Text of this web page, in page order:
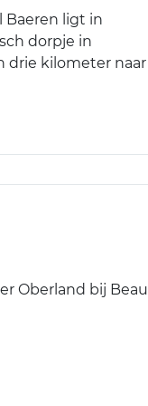
Baeren ligt in
dorpje in
drie kilometer naar
Oberland bij Beau